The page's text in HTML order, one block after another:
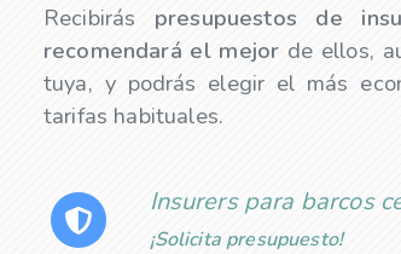
Recibirás presupuestos de
recomendará el mejor de ellos,
tuya, y podrás elegir el más
tarifas habituales.
Insurers para barcos
¡Solicita presupuesto!